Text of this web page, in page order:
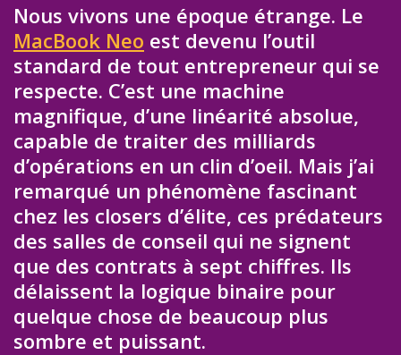
Nous vivons une époque étrange. Le
MacBook Neo est devenu l’outil
standard de tout entrepreneur qui se
respecte. C’est une machine
magnifique, d’une linéarité absolue,
capable de traiter des milliards
d’opérations en un clin d’oeil. Mais j’ai
remarqué un phénomène fascinant
chez les closers d’élite, ces prédateurs
des salles de conseil qui ne signent
que des contrats à sept chiffres. Ils
délaissent la logique binaire pour
quelque chose de beaucoup plus
sombre et puissant.